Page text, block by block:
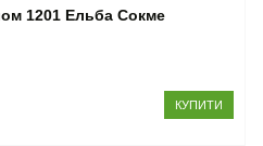
1201 Ельба Сокме
КУПИТИ